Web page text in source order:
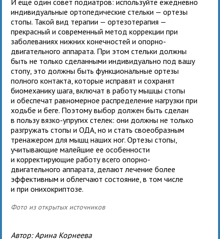
индивидуальные ортопедические стельки — ортезы
стопы. Такой вид терапии — ортезотерапия —
прекрасный и современный метод коррекции при
заболеваниях нижних конечностей и опорно-
двигательного аппарата. При этом стельки должны
быть не только сделанными индивидуально под вашу
стопу, это должны быть функциональные ортезы
полного контакта, которые исправят и сохранят
биомеханику шага, включат в работу мышцы стопы
и обеспечат равномерное распределение нагрузки при
ходьбе и беге. Поэтому выбор должен быть сделан
в пользу вязко-упругих стелек: они должны не только
разгружать стопы и ОДА, но и стать своеобразным
тренажером для мышц наших ног. Ортезы стопы,
учитывающие малейшие ее особенности
и корректирующие работу всего опорно-
двигательного аппарата, делают лечение более
эффективным и облегчают состояние, в том числе
и при онихокриптозе.
Фото из открытых источников
Автор: Арина Корнеева